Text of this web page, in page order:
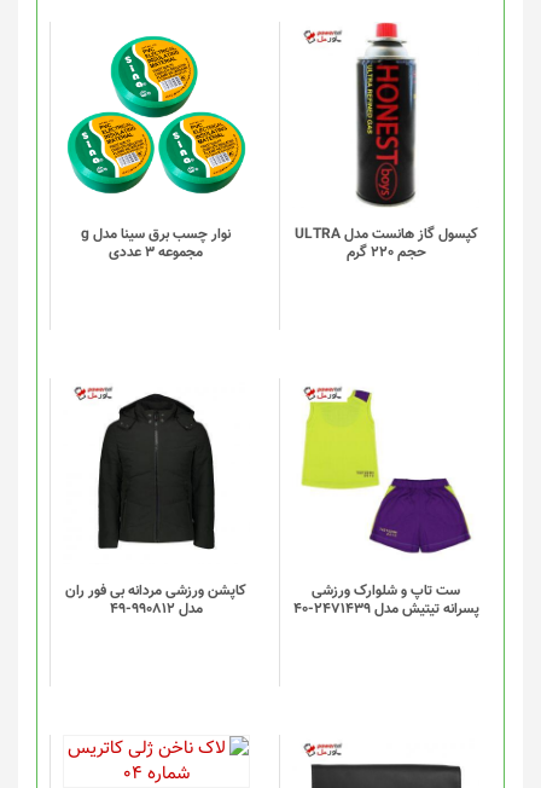
کپسول گاز هانست مدل ULTRA
حجم 220 گرم
نوار چسب برق سینا مدل g
مجموعه 3 عددی
ست تاپ و شلوارک ورزشی
پسرانه تیتیش مدل 2471439-40
کاپشن ورزشی مردانه بی فور ران
مدل 990812-49